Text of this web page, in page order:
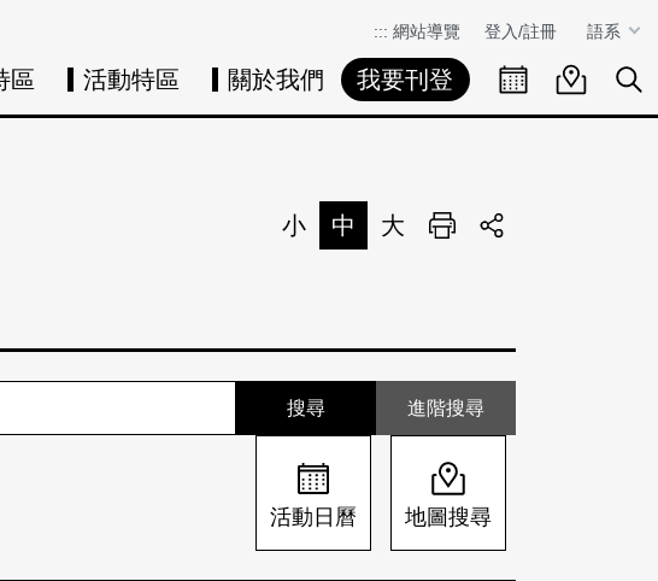
::: 網站導覽 登入/註冊 語系
區 活動特區 關於我們 我要刊登 活動日曆活動地圖展
小 中 大 列印
進階搜尋
活動日曆 地圖搜尋